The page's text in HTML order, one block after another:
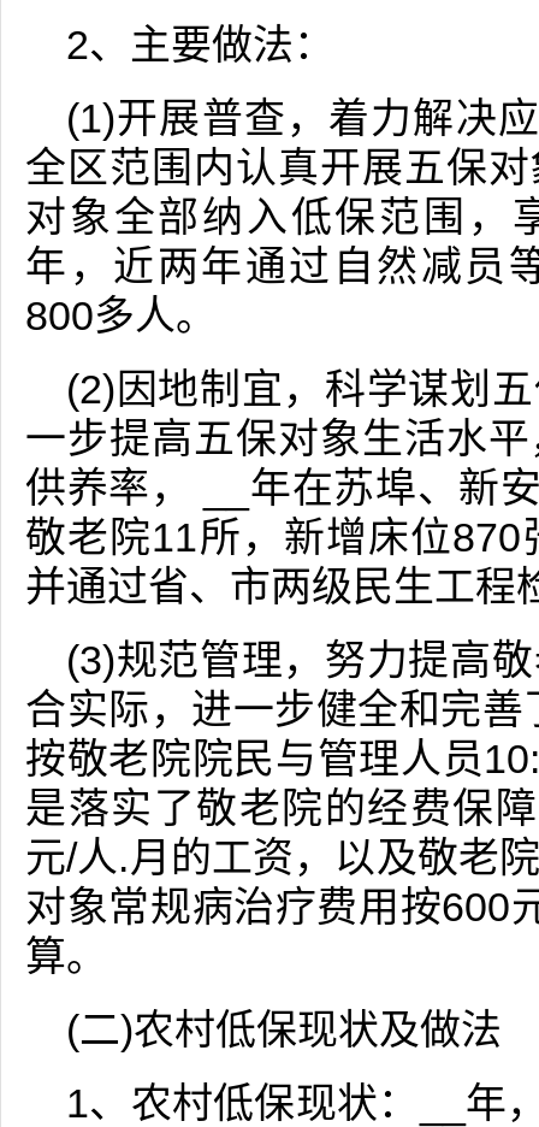
2、主要做法：
(1)开展普查，着力解决
全区范围内认真开展五保
对象全部纳入低保范围，
年，近两年通过自然减员
800多人。
(2)因地制宜，科学谋划
一步提高五保对象生活水
供养率， __年在苏埠、新
敬老院11所，新增床位
并通过省、市两级民生工程
(3)规范管理，努力提高
合实际，进一步健全和完
按敬老院院民与管理人员
是落实了敬老院的经费保
元/人.月的工资，以及敬老
对象常规病治疗费用按600
算。
(二)农村低保现状及做法
1、农村低保现状：__年